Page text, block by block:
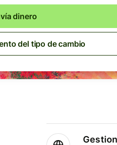
dinero
del tipo de cambio